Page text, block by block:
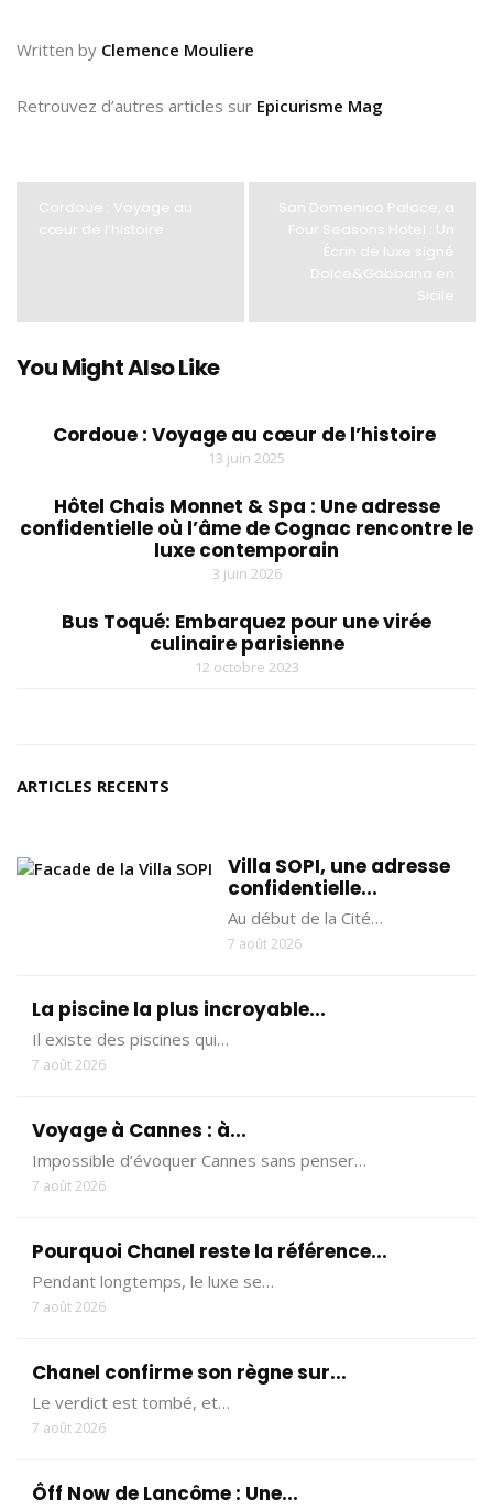
Written by Clemence Mouliere
Retrouvez d’autres articles sur Epicurisme Mag
Cordoue : Voyage au
cœur de l’histoire
San Domenico Palace, a
Four Seasons Hotel : Un
Écrin de luxe signé
Dolce&Gabbana en
Sicile
You Might Also Like
Cordoue : Voyage au cœur de l’histoire
13 juin 2025
Hôtel Chais Monnet & Spa : Une adresse
confidentielle où l’âme de Cognac rencontre le
luxe contemporain
3 juin 2026
Bus Toqué: Embarquez pour une virée
culinaire parisienne
12 octobre 2023
ARTICLES RECENTS
Villa SOPI, une adresse
confidentielle...
Au début de la Cité…
7 août 2026
La piscine la plus incroyable...
Il existe des piscines qui…
7 août 2026
Voyage à Cannes : à...
Impossible d’évoquer Cannes sans penser…
7 août 2026
Pourquoi Chanel reste la référence...
Pendant longtemps, le luxe se…
7 août 2026
Chanel confirme son règne sur...
Le verdict est tombé, et…
7 août 2026
Ôff Now de Lancôme : Une...